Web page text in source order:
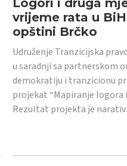
vrijeme rata u
opštini Brčko
Udruženje Tranzicijska
u saradnji sa partnerskom
demokratiju i tranzicionu
projekat “Mapiranje logora
Rezultat projekta je